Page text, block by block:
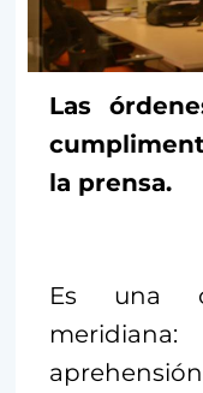
Las
la prensa.
Es una